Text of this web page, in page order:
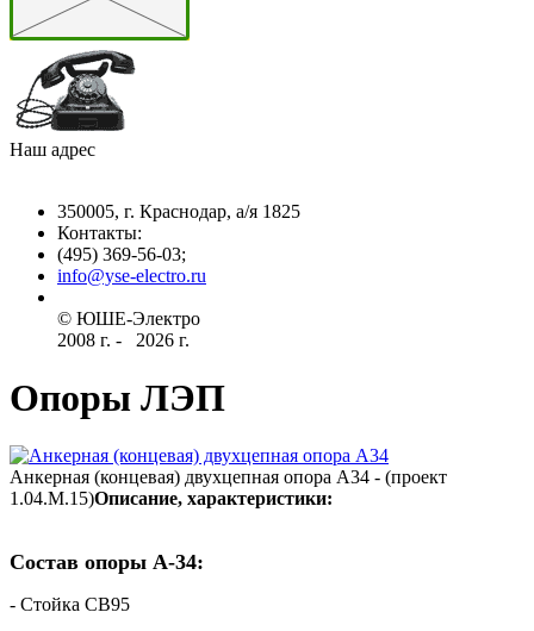
Наш адрес
350005, г. Краснодар, а/я 1825
Контакты: ­
(495) 369-56-03;
info@yse-electro.ru­
© ЮШЕ-Эл­ектро ­
2008 г­. - ­ ­­­­­
2026 г.
Опоры ЛЭП
Анкерная (концевая) двухцепная опора А34 - (проект
1.04.М.15)Описание, характеристики:
Состав опоры А-34:­
- Стойка СВ95